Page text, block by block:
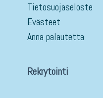
Tietosuojaseloste
Evästeet
Anna palautetta
Rekrytointi